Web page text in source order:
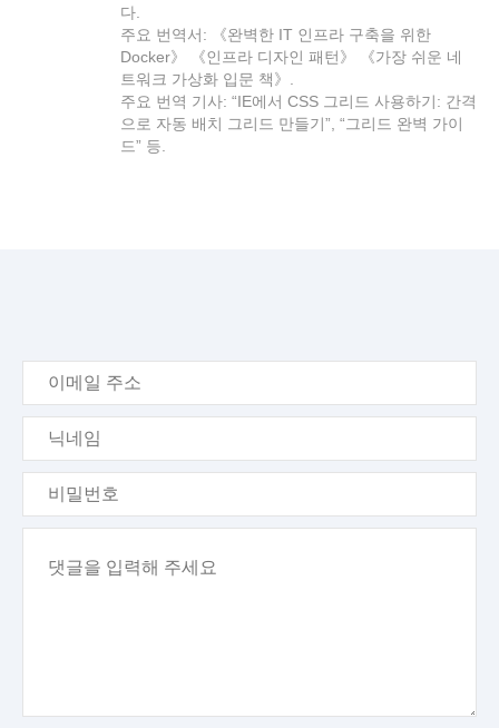
다.
주요 번역서: 《완벽한 IT 인프라 구축을 위한
Docker》 《인프라 디자인 패턴》 《가장 쉬운 네
트워크 가상화 입문 책》.
주요 번역 기사: “IE에서 CSS 그리드 사용하기: 간격
으로 자동 배치 그리드 만들기”, “그리드 완벽 가이
드” 등.
메
주
네
밀